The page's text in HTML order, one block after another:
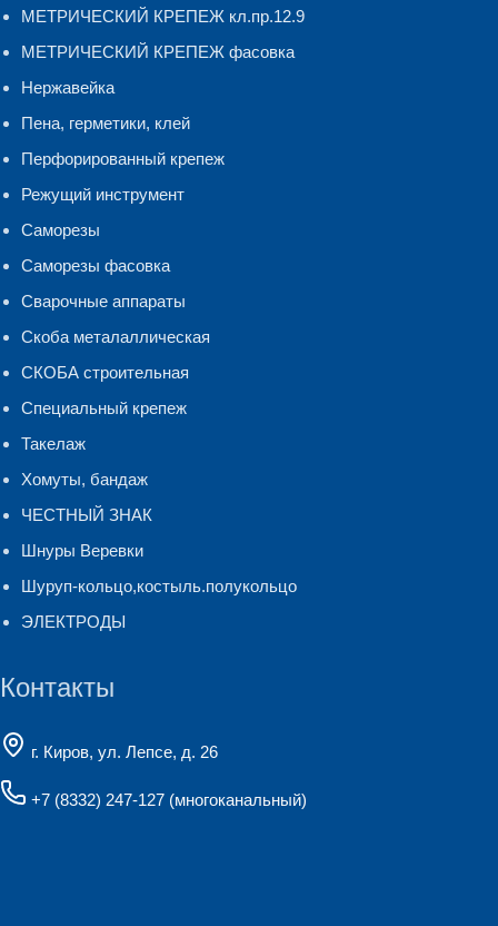
МЕТРИЧЕСКИЙ КРЕПЕЖ кл.пр.12.9
МЕТРИЧЕСКИЙ КРЕПЕЖ фасовка
Нержавейка
Пена, герметики, клей
Перфорированный крепеж
Режущий инструмент
Саморезы
Саморезы фасовка
Сварочные аппараты
Скоба металаллическая
СКОБА строительная
Специальный крепеж
Такелаж
Хомуты, бандаж
ЧЕСТНЫЙ ЗНАК
Шнуры Веревки
Шуруп-кольцо,костыль.полукольцо
ЭЛЕКТРОДЫ
Контакты
г. Киров, ул. Лепсе, д. 26
+7 (8332) 247-127 (многоканальный)